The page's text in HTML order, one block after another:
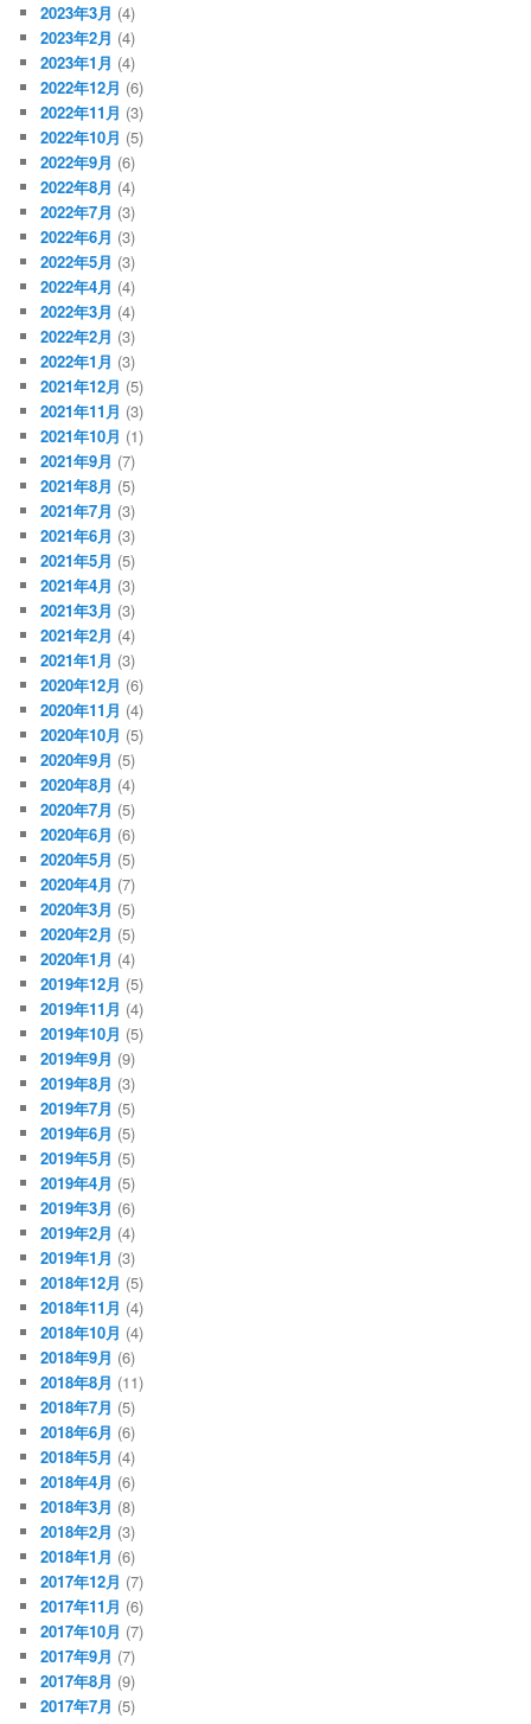
2023年3月 (4)
2023年2月 (4)
2023年1月 (4)
2022年12月 (6)
2022年11月 (3)
2022年10月 (5)
2022年9月 (6)
2022年8月 (4)
2022年7月 (3)
2022年6月 (3)
2022年5月 (3)
2022年4月 (4)
2022年3月 (4)
2022年2月 (3)
2022年1月 (3)
2021年12月 (5)
2021年11月 (3)
2021年10月 (1)
2021年9月 (7)
2021年8月 (5)
2021年7月 (3)
2021年6月 (3)
2021年5月 (5)
2021年4月 (3)
2021年3月 (3)
2021年2月 (4)
2021年1月 (3)
2020年12月 (6)
2020年11月 (4)
2020年10月 (5)
2020年9月 (5)
2020年8月 (4)
2020年7月 (5)
2020年6月 (6)
2020年5月 (5)
2020年4月 (7)
2020年3月 (5)
2020年2月 (5)
2020年1月 (4)
2019年12月 (5)
2019年11月 (4)
2019年10月 (5)
2019年9月 (9)
2019年8月 (3)
2019年7月 (5)
2019年6月 (5)
2019年5月 (5)
2019年4月 (5)
2019年3月 (6)
2019年2月 (4)
2019年1月 (3)
2018年12月 (5)
2018年11月 (4)
2018年10月 (4)
2018年9月 (6)
2018年8月 (11)
2018年7月 (5)
2018年6月 (6)
2018年5月 (4)
2018年4月 (6)
2018年3月 (8)
2018年2月 (3)
2018年1月 (6)
2017年12月 (7)
2017年11月 (6)
2017年10月 (7)
2017年9月 (7)
2017年8月 (9)
2017年7月 (5)